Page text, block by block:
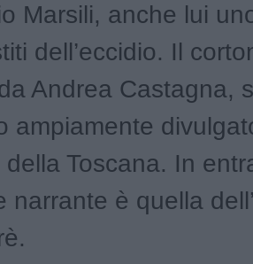
Marsili, anche lui
dell’eccidio. Il
Andrea Castagna,
ampiamente
della Toscana. In
narrante è quella